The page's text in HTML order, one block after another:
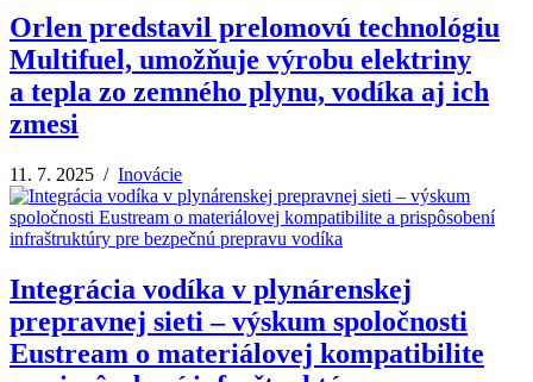
Orlen predstavil prelomovú technológiu
Multifuel, umožňuje výrobu elektriny
a tepla zo zemného plynu, vodíka aj ich
zmesi
11. 7. 2025 / Inovácie
Integrácia vodíka v plynárenskej
prepravnej sieti – výskum spoločnosti
Eustream o materiálovej kompatibilite